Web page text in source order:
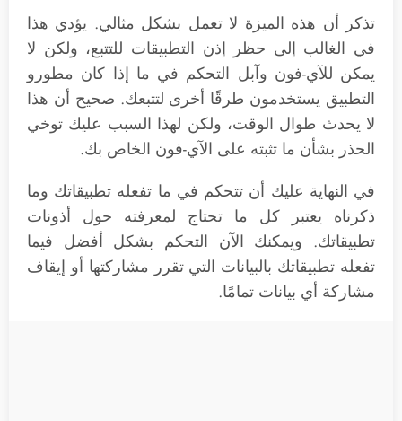
تذكر أن هذه الميزة لا تعمل بشكل مثالي. يؤدي هذا
في الغالب إلى حظر إذن التطبيقات للتتبع، ولكن لا
يمكن للآي-فون وآبل التحكم في ما إذا كان مطورو
التطبيق يستخدمون طرقًا أخرى لتتبعك. صحيح أن هذا
لا يحدث طوال الوقت، ولكن لهذا السبب عليك توخي
الحذر بشأن ما تثبته على الآي-فون الخاص بك.
في النهاية عليك أن تتحكم في ما تفعله تطبيقاتك وما
ذكرناه يعتبر كل ما تحتاج لمعرفته حول أذونات
تطبيقاتك. ويمكنك الآن التحكم بشكل أفضل فيما
تفعله تطبيقاتك بالبيانات التي تقرر مشاركتها أو إيقاف
مشاركة أي بيانات تمامًا.